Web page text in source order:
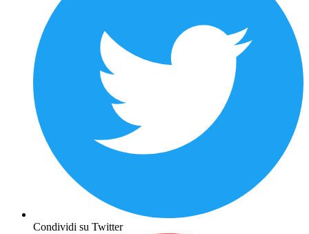
Condividi su Twitter